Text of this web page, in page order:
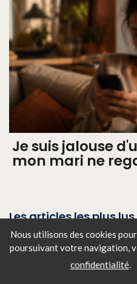
Nous utilisons des cookies
poursuivant votre navigation,
confidentialité.
Je suis jalouse
mon mari ne
Les articles les plus lus
d'acné
cicatrice